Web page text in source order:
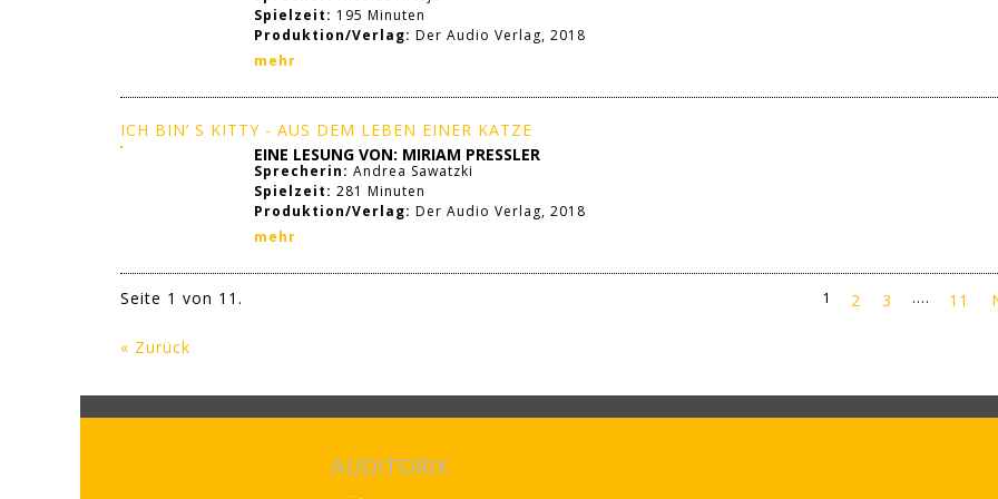
Spielzeit: 195 Minuten
Produktion/Verlag: Der Audio Verlag, 2018
mehr
ICH BIN’ S KITTY - AUS DEM LEBEN EINER KATZE
EINE LESUNG VON: MIRIAM PRESSLER
Sprecherin: Andrea Sawatzki
Spielzeit: 281 Minuten
Produktion/Verlag: Der Audio Verlag, 2018
mehr
Seite 1 von 11. 1 2 3 .... 11
« Zurück
AUDITORIX